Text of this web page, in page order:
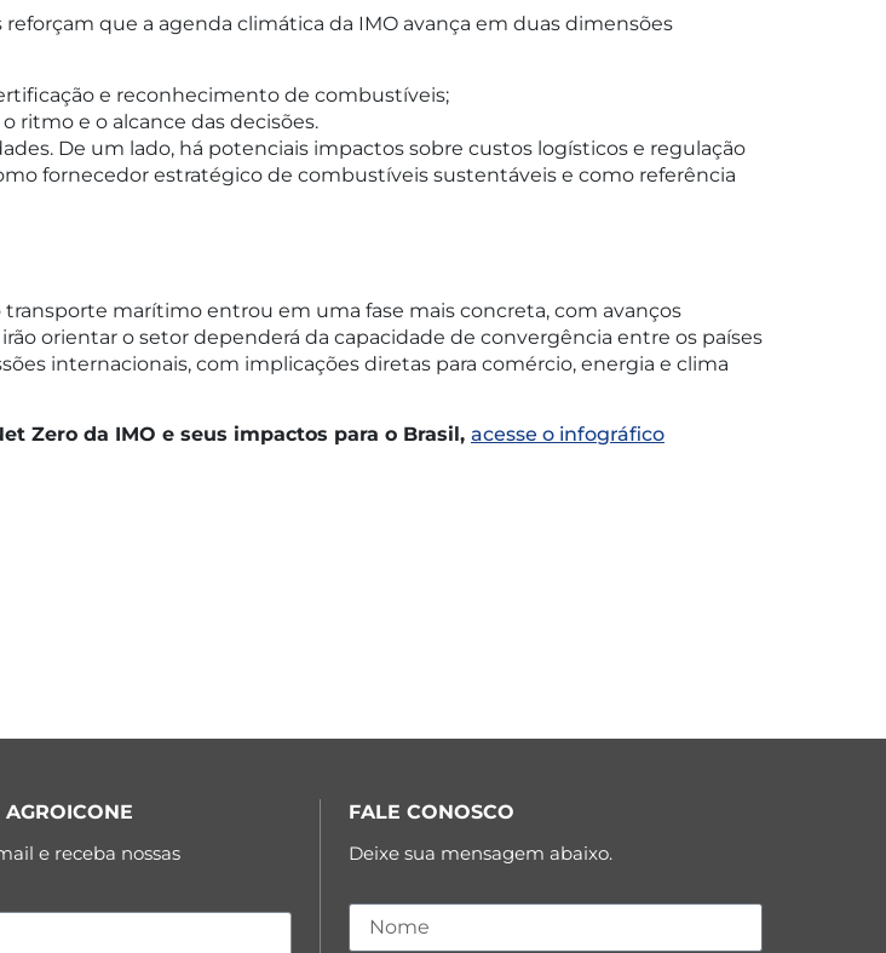
que a agenda climática da IMO avança em duas dimensões
e reconhecimento de combustíveis;
ritmo e o alcance das decisões.
De um lado, há potenciais impactos sobre custos logísticos e regulação
fornecedor estratégico de combustíveis sustentáveis e como referência
marítimo entrou em uma fase mais concreta, com avanços
orientar o setor dependerá da capacidade de convergência entre os países
internacionais, com implicações diretas para comércio, energia e clima
Zero da IMO e seus impactos para o Brasil, acesse o infográfico
e receba nossas
FALE CONOSCO
Deixe sua mensagem abaixo.